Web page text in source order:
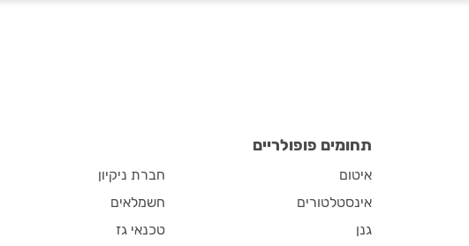
תחומים פופולריים
איטום
אינסטלטורים
גנן
חברת ניקיון
חשמלאים
טכנאי גז